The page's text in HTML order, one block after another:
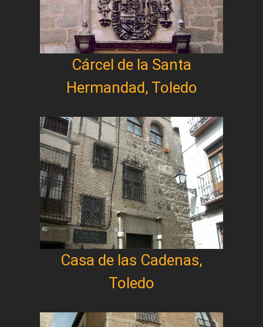
Cárcel de la Santa
Hermandad, Toledo
Casa de las Cadenas,
Toledo